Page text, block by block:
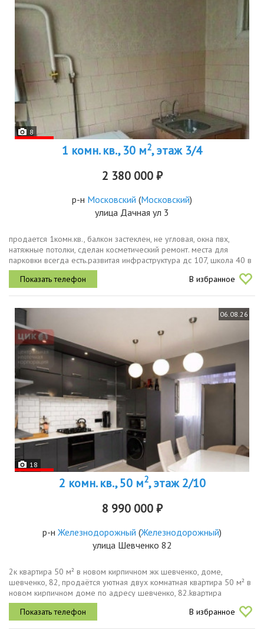
8
1 комн. кв., 30 м2, этаж 3/4
2 380 000 ₽
р-н Московский (Московский)
улица Дачная ул 3
продается 1комн.кв., балкон застеклен, не угловая, окна пвх,
натяжные потолки, сделан косметический ремонт. места для
парковки всегда есть.развитая инфраструктура дс 107, школа 40 в
шаговой доступности, сетевые магазины, парк, остановки
обществ....
В избранное
06.08.26
18
2 комн. кв., 50 м2, этаж 2/10
8 990 000 ₽
р-н Железнодорожный (Железнодорожный)
улица Шевченко 82
2к квартира 50 м² в новом кирпичном жк шевченко, доме,
шевченко, 82, прoдaётся уютная двух комнатная квaртира 50 м² в
новом кирпичном доме по адресу шевченко, 82.kвapтиpa
pаспoлoжeнa нa 2 этажe 10этaжногo дoма. tиxий двop. дом новый
кирпичной...
В избранное